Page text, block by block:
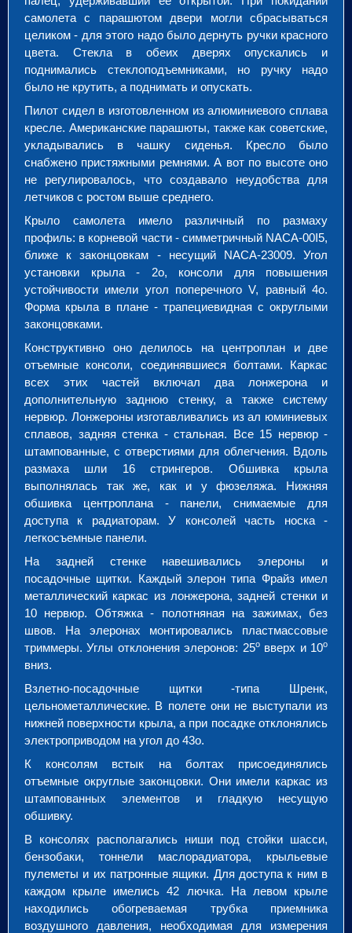
самолета с парашютом двери могли сбрасываться
целиком - для этого надо было дернуть ручки красного
цвета. Стекла в обеих дверях опускались и
поднимались стеклоподъемниками, но ручку надо
было не крутить, а поднимать и опускать.
Пилот сидел в изготовленном из алюминиевого сплава
кресле. Американские парашюты, также как советские,
укладывались в чашку сиденья. Кресло было
снабжено пристяжными ремнями. А вот по высоте оно
не регулировалось, что создавало неудобства для
летчиков с ростом выше среднего.
Крыло самолета имело различный по размаху
профиль: в корневой части - симметричный NACA-00I5,
ближе к законцовкам - несущий NACA-23009. Угол
установки крыла - 2о, консоли для повышения
устойчивости имели угол поперечного V, равный 4о.
Форма крыла в плане - трапециевидная с округлыми
законцовками.
Конструктивно оно делилось на центроплан и две
отъемные консоли, соединявшиеся болтами. Каркас
всех этих частей включал два лонжерона и
дополнительную заднюю стенку, а также систему
нервюр. Лонжероны изготавливались из ал юминиевых
сплавов, задняя стенка - стальная. Все 15 нервюр -
штампованные, с отверстиями для облегчения. Вдоль
размаха шли 16 стрингеров. Обшивка крыла
выполнялась так же, как и у фюзеляжа. Нижняя
обшивка центроплана - панели, снимаемые для
доступа к радиаторам. У консолей часть носка -
легкосъемные панели.
На задней стенке навешивались элероны и
посадочные щитки. Каждый элерон типа Фрайз имел
металлический каркас из лонжерона, задней стенки и
10 нервюр. Обтяжка - полотняная на зажимах, без
швов. На элеронах монтировались пластмассовые
триммеры. Углы отклонения элеронов: 25овверх и 10о
вниз.
Взлетно-посадочные щитки -типа Шренк,
цельнометаллические. В полете они не выступали из
нижней поверхности крыла, а при посадке отклонялись
электроприводом на угол до 43о.
К консолям встык на болтах присоединялись
отъемные округлые законцовки. Они имели каркас из
штампованных элементов и гладкую несущую
обшивку.
В консолях располагались ниши под стойки шасси,
бензобаки, тоннели маслорадиатора, крыльевые
пулеметы и их патронные ящики. Для доступа к ним в
каждом крыле имелись 42 лючка. На левом крыле
находились обогреваемая трубка приемника
воздушного давления, необходимая для измерения